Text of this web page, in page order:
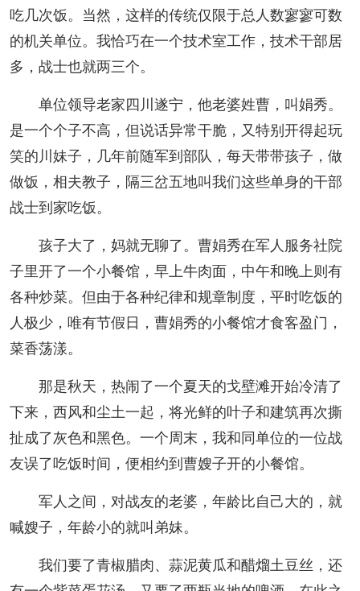
吃几次饭。当然，这样的传统仅限于总人数寥寥可数
的机关单位。我恰巧在一个技术室工作，技术干部居
多，战士也就两三个。
单位领导老家四川遂宁，他老婆姓曹，叫娟秀。
是一个个子不高，但说话异常干脆，又特别开得起玩
笑的川妹子，几年前随军到部队，每天带带孩子，做
做饭，相夫教子，隔三岔五地叫我们这些单身的干部
战士到家吃饭。
孩子大了，妈就无聊了。曹娟秀在军人服务社院
子里开了一个小餐馆，早上牛肉面，中午和晚上则有
各种炒菜。但由于各种纪律和规章制度，平时吃饭的
人极少，唯有节假日，曹娟秀的小餐馆才食客盈门，
菜香荡漾。
那是秋天，热闹了一个夏天的戈壁滩开始冷清了
下来，西风和尘土一起，将光鲜的叶子和建筑再次撕
扯成了灰色和黑色。一个周末，我和同单位的一位战
友误了吃饭时间，便相约到曹嫂子开的小餐馆。
军人之间，对战友的老婆，年龄比自己大的，就
喊嫂子，年龄小的就叫弟妹。
我们要了青椒腊肉、蒜泥黄瓜和醋熘土豆丝，还